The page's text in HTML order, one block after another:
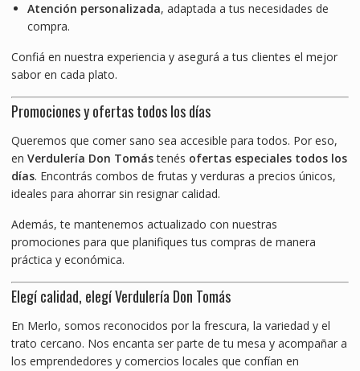
Atención personalizada, adaptada a tus necesidades de
compra.
Confiá en nuestra experiencia y asegurá a tus clientes el mejor
sabor en cada plato.
Promociones y ofertas todos los días
Queremos que comer sano sea accesible para todos. Por eso,
en Verdulería Don Tomástenés ofertas especiales todos los
días. Encontrás combos de frutas y verduras a precios únicos,
ideales para ahorrar sin resignar calidad.
Además, te mantenemos actualizado con nuestras
promociones para que planifiques tus compras de manera
práctica y económica.
Elegí calidad, elegí Verdulería Don Tomás
En Merlo, somos reconocidos por la frescura, la variedad y el
trato cercano. Nos encanta ser parte de tu mesa y acompañar a
los emprendedores y comercios locales que confían en